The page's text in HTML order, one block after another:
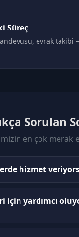
Süreç
evrak takibi
Sorulan
en çok merak
hizmet
için yardımcı